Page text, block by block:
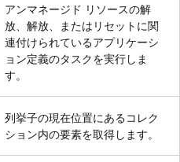
アンマネージド リソースの解
放、解放、またはリセットに関
連付けられているアプリケーシ
ョン定義のタスクを実行しま
す。
列挙子の現在位置にあるコレク
ション内の要素を取得します。